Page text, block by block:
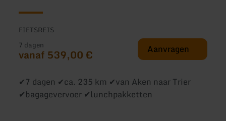
FIETSREIS
7 dagen
vanaf 539,00 € Aanvragen
✔7 dagen ✔ca. 235 km ✔van Aken naar Trier
✔bagagevervoer ✔lunchpakketten